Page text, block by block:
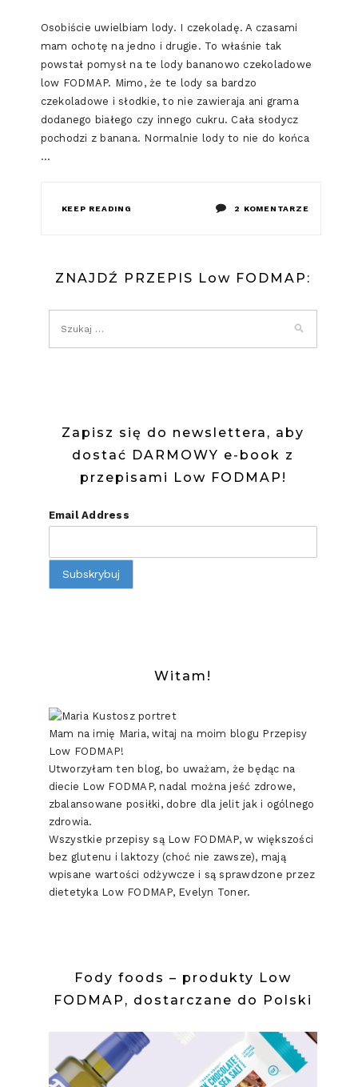
Osobiście uwielbiam lody. I czekoladę. A czasami
mam ochotę na jedno i drugie. To właśnie tak
powstał pomysł na te lody bananowo czekoladowe
low FODMAP. Mimo, że te lody sa bardzo
czekoladowe i słodkie, to nie zawieraja ani grama
dodanego białego czy innego cukru. Cała słodycz
pochodzi z banana. Normalnie lody to nie do końca
…
KEEP READING 2 KOMENTARZEDO
FODMAP
ZNAJDŹ PRZEPIS Low FODMAP:
Zapisz się do newslettera, aby
dostać DARMOWY e-book z
przepisami Low FODMAP!
Email Address
Witam!
Mam na imię Maria, witaj na moim blogu Przepisy
Low FODMAP!
Utworzyłam ten blog, bo uważam, że będąc na
diecie Low FODMAP, nadal można jeść zdrowe,
zbalansowane posiłki, dobre dla jelit jak i ogólnego
zdrowia.
Wszystkie przepisy są Low FODMAP, w większości
bez glutenu i laktozy (choć nie zawsze), mają
wpisane wartości odżywcze i są sprawdzone przez
dietetyka Low FODMAP, Evelyn Toner.
Fody foods – produkty Low
FODMAP, dostarczane do Polski